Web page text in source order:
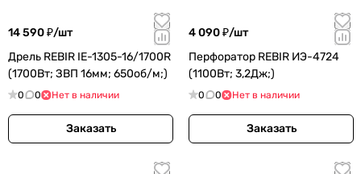
14 590 ₽/шт
Дрель REBIR IE-1305-16/1700R
(1700Вт; ЗВП 16мм; 650об/м;)
0 0 Нет в наличии
Заказать
4 090 ₽/шт
Перфоратор REBIR ИЭ-4724
(1100Вт; 3,2Дж;)
0 0 Нет в наличии
Заказать